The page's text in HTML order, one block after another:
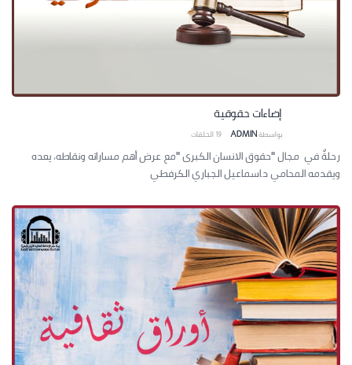
إضاءات حقوقية
بواسطةADMIN
19الحلقات
رحلةٌ في مجال "حقوق الانسان الكبرى "مع عرض أهم مساراته ونقاطه، يعده
ويقدمه المحامي د.اسماعيل الجباري الكرفطي